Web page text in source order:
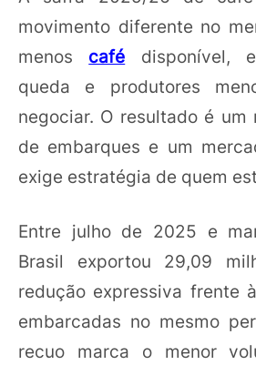
movimento diferente no
menos café disponível,
queda e produtores
negociar. O resultado é
de embarques e um
exige estratégia de quem
Entre julho de 2025 e
Brasil exportou 29,09
redução expressiva frente
embarcadas no mesmo
recuo marca o menor